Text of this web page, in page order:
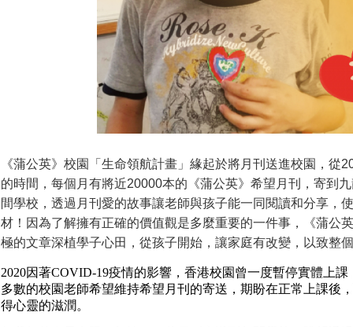
《蒲公英》校園「生命領航計畫」緣起於將月刊送進校園，從
的時間，每個月有將近20000本的《蒲公英》希望月刊，寄到
間學校，透過月刊愛的故事讓老師與孩子能一同閱讀和分享，
材！因為了解擁有正確的價值觀是多麼重要的一件事，《蒲公
極的文章深植學子心田，從孩子開始，讓家庭有改變，以致整
2020因著COVID-19疫情的影響，香港校園曾一度暫停實體上
多數的校園老師希望維持希望月刊的寄送，期盼在正常上課後
得心靈的滋潤。